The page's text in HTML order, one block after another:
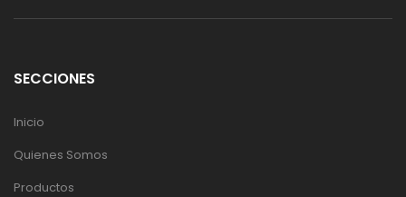
SECCIONES
Inicio
Quienes Somos
Productos